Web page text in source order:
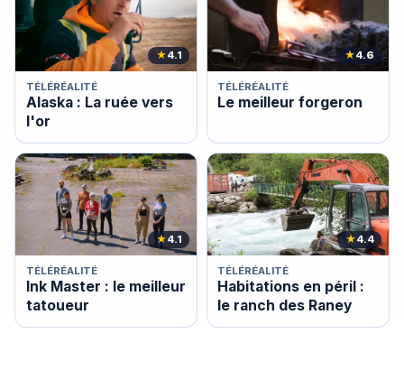
★4.1
TÉLÉRÉALITÉ
Alaska : La ruée vers
l'or
★4.6
TÉLÉRÉALITÉ
Le meilleur forgeron
★4.1
TÉLÉRÉALITÉ
Ink Master : le meilleur
tatoueur
★4.4
TÉLÉRÉALITÉ
Habitations en péril :
le ranch des Raney